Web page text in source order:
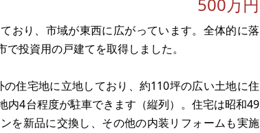
おり、市域が東西に広がっています。全体的に落
投資用の戸建てを取得しました。
住宅地に立地しており、約110坪の広い土地に住
内4台程度が駐車できます（縦列）。住宅は昭和49
を新品に交換し、その他の内装リフォームも実施